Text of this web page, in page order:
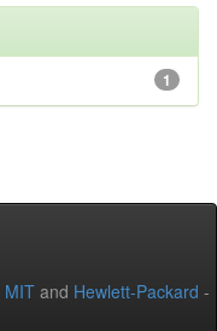
1
MIT and Hewlett-Packard -